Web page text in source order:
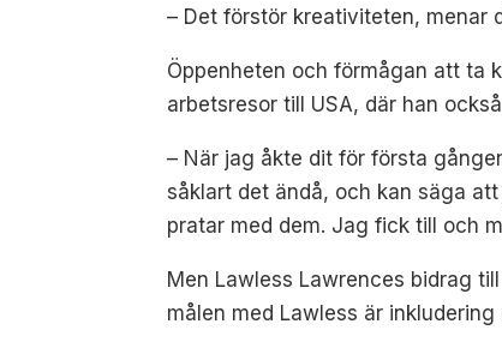
– Det förstör kreativiteten, menar
Öppenheten och förmågan att ta
arbetsresor till USA, där han
– När jag åkte dit för första
såklart det ändå, och kan säga
pratar med dem. Jag fick till och
Men Lawless Lawrences bidrag
målen med Lawless är